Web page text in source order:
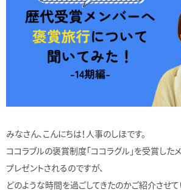
みなさん、こんにちは！人事のしほです。
ココラブルの褒賞制度「ココラグル」を受賞し
プレゼントされるのですが、
どのような時間を過ごしてきたのかご紹介させ